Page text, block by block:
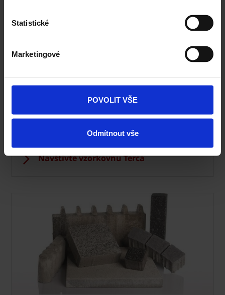
Statistické
Marketingové
POVOLIT VŠE
Odmítnout vše
Ceník Terca
Kalkulace fasády
Specialista prodeje
Navštivte vzorkovnu Terca